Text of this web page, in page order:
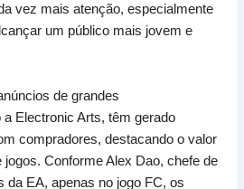
vez mais atenção, especialmente
um público mais jovem e
de grandes
Electronic Arts, têm gerado
compradores, destacando o valor
jogos. Conforme Alex Dao, chefe de
da EA, apenas no jogo FC, os